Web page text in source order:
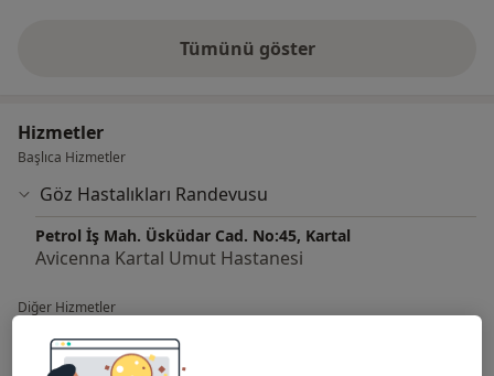
Tümünü gösterdeneyim hakkında
Hizmetler
Başlıca Hizmetler
Göz Hastalıkları Randevusu
Petrol İş Mah. Üsküdar Cad. No:45, Kartal
Avicenna Kartal Umut Hastanesi
Diğer Hizmetler
Ameliyatsız Göz Kapağı Estetiği